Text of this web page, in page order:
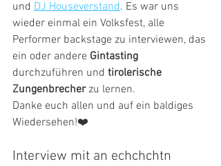
und DJ Houseverstand. Es war uns
wieder einmal ein Volksfest, alle
Performer backstage zu interviewen, das
ein oder andere Gintasting
durchzuführen und tirolerische
Zungenbrecher zu lernen.
Danke euch allen und auf ein baldiges
Wiedersehen!❤️
Interview mit an echchchtn